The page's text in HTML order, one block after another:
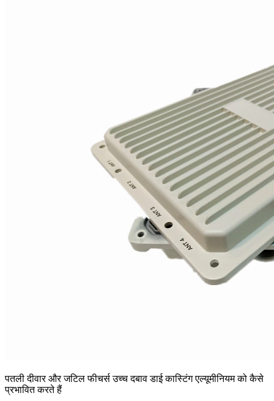
पतली दीवार और जटिल फीचर्स उच्च दबाव डाई कास्टिंग एल्यूमीनियम को कैसे
प्रभावित करते हैं